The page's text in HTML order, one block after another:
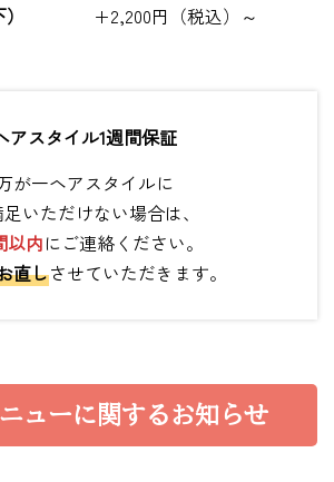
+2,200円（税込）～
アスタイル1週間保証
が一ヘアスタイルに
足いただけない場合は、
以内にご連絡ください。
直しさせていただきます。
ューに関するお知らせ